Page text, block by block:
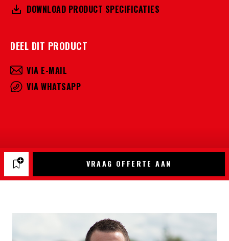
DOWNLOAD PRODUCT SPECIFICATIES
DEEL DIT PRODUCT
VIA E-MAIL
VIA WHATSAPP
VRAAG OFFERTE AAN